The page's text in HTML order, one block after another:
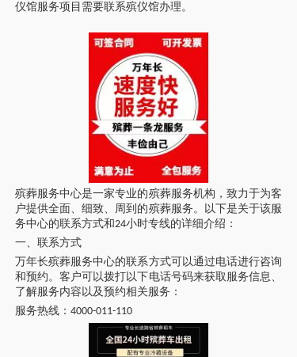
仪馆服务项目需要联系殡仪馆办理。
殡葬服务中心是一家专业的殡葬服务机构，致力于为客
户提供全面、细致、周到的殡葬服务。以下是关于该服
务中心的联系方式和24小时专线的详细介绍：
一、联系方式
万年长殡葬服务中心的联系方式可以通过电话进行咨询
和预约。客户可以拨打以下电话号码来获取服务信息、
了解服务内容以及预约相关服务：
服务热线： 4000-011-110